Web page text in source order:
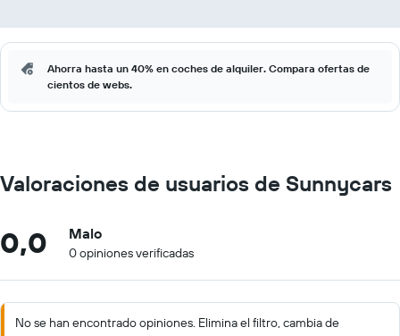
Ahorra hasta un 40% en coches de alquiler. Compara ofertas de
cientos de webs.
Valoraciones de usuarios de Sunnycars
0,0 Malo
0 opiniones verificadas
No se han encontrado opiniones. Elimina el filtro, cambia de